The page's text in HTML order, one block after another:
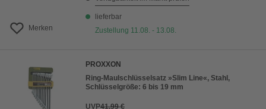
Merken
lieferbar
Zustellung 11.08. - 13.08.
PROXXON
Ring-Maulschlüsselsatz »Slim Line«, Stahl,
Schlüsselgröße: 6 bis 19 mm
UVP41,99 €